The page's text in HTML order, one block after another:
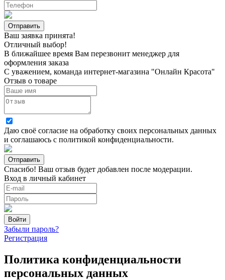
Ваш заявка принята!
Отличный выбор!
В ближайшее время Вам перезвонит менеджер для
оформления заказа
С уважением, команда интернет-магазина "Онлайн Красота"
Отзыв о товаре
Даю своё согласие на обработку своих персональных данных
и соглашаюсь с политикой конфиденциальности.
Спасибо! Ваш отзыв будет добавлен после модерации.
Вход в личный кабинет
Забыли пароль?
Регистрация
Политика конфиденциальности
персональных данных